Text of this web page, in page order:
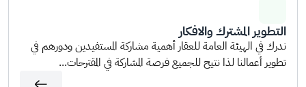
التطوير المشترك والافكار
ندرك في الهيئة العامة للعقار أهمية مشاركة المستفيدين ودورهم في
تطوير أعمالنا لذا نتيح للجميع فرصة المشاركة في المقترحات...